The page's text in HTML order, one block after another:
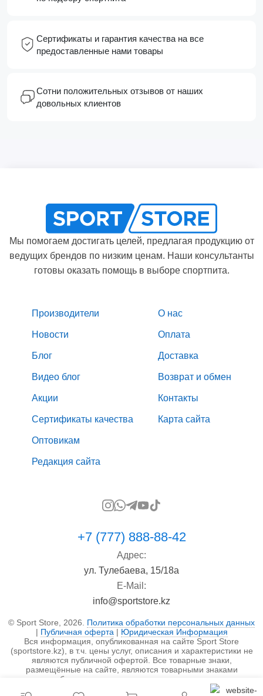
Сертификаты и гарантия качества на все
предоставленные нами товары
Сотни положительных отзывов от наших
довольных клиентов
Мы помогаем достигать целей, предлагая продукцию от
ведущих брендов по низким ценам. Наши консультанты
готовы оказать помощь в выборе спортпита.
Производители
Новости
Блог
Видео блог
Акции
Сертификаты качества
Оптовикам
Редакция сайта
О нас
Оплата
Доставка
Возврат и обмен
Контакты
Карта сайта
+7 (777) 888-88-42
Адрес:
ул. Тулебаева, 15/18а
E-Mail:
info@sportstore.kz
© Sport Store, 2026. Политика обработки персональных данных
| Публичная оферта| Юридическая Информация
Вся информация, опубликованная на сайте Sport Store
(sportstore.kz), в т.ч. цены услуг, описания и характеристики не
являются публичной офертой. Все товарные знаки,
размещённые на сайте, являются товарными знаками
правообладателя и используются исключительно в